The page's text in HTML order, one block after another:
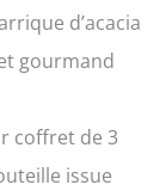
d’acacia
gourmand
coffret de 3
issue